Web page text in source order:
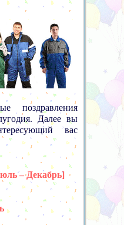
поздравления
Далее вы
вас
– Декабрь]